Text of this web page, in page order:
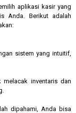
aplikasi kasir yang
Anda. Berikut adalah
sistem yang intuitif,
inventaris dan
dipahami, Anda bisa